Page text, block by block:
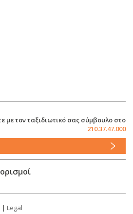
με τον ταξιδιωτικό σας σύμβουλο στο
210.37.47.000
| Legal